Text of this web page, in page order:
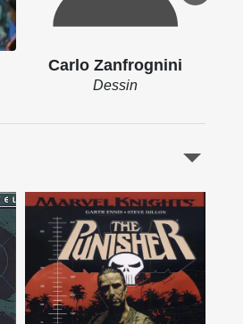
Carlo Zanfrognini
Dessin